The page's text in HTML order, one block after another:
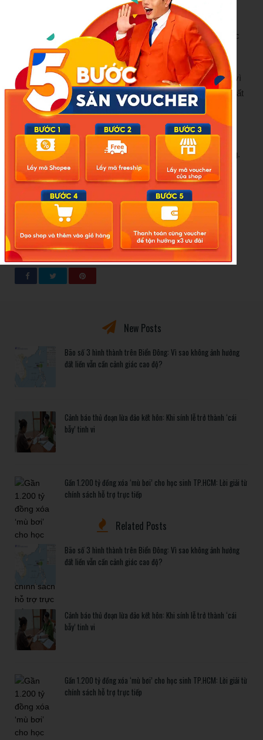
hạn chế thực phẩm chế biến sẵn, đồ chiên rán nhiều dầu
mỡ. Duy trì cân nặng hợp lý và tập thể dục ít nhất 30 phút
mỗi ngày giúp cải thiện hệ miễn dịch và giảm nguy cơ mắc
nhiều loại ung thư.
Bên cạnh đó, cần tránh hút thuốc lá và hạn chế rượu bia, vì
đây là những yếu tố nguy cơ hàng đầu. Giấc ngủ đủ và chất
lượng cũng đóng vai trò quan trọng trong việc phục hồi và
bảo vệ cơ thể trước các tác nhân gây hại. Ngoài ra, nên
khám sức khỏe định kỳ và tầm soát ung thư theo khuyến
nghị của bác sĩ để phát hiện sớm các dấu hiệu bất thường.
Quan trọng nhất, hãy lắng nghe cơ thể và không chủ quan
trước những triệu chứng kéo dài.
Nguồn:
https://doisongphapluat.nguoiduatin.vn/ngay-cang-
nhieu-nguoi-duoi-50-tuoi-da-mac-ung-thu-bac-si-neu-ro-6-
dau-hieu-khong-duoc-bo-qua-a617138.html
New Posts
Bão số 3 hình thành trên Biển Đông: Vì sao không ảnh hưởng
đất liền vẫn cần cảnh giác cao độ?
Cảnh báo thủ đoạn lừa đảo kết hôn: Khi sính lễ trở thành ‘cái
bẫy’ tinh vi
Gần 1.200 tỷ đồng xóa ‘mù bơi’ cho học sinh TP.HCM: Lời giải từ
chính sách hỗ trợ trực tiếp
Related Posts
Bão số 3 hình thành trên Biển Đông: Vì sao không ảnh hưởng
đất liền vẫn cần cảnh giác cao độ?
Cảnh báo thủ đoạn lừa đảo kết hôn: Khi sính lễ trở thành ‘cái
bẫy’ tinh vi
Gần 1.200 tỷ đồng xóa ‘mù bơi’ cho học sinh TP.HCM: Lời giải từ
chính sách hỗ trợ trực tiếp